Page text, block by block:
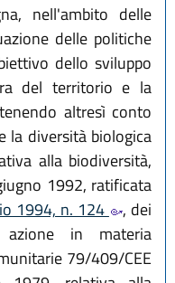
nell'ambito delle
delle politiche
dello sviluppo
del territorio e la
altresì conto
la diversità biologica
alla biodiversità,
1992, ratificata
1994, n. 124
, dei
azione in materia
79/409/CEE